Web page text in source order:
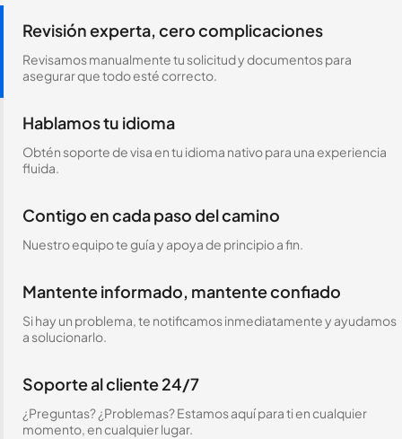
Revisión experta, cero complicaciones
Revisamos manualmente tu solicitud y documentos para
asegurar que todo esté correcto.
Hablamos tu idioma
Obtén soporte de visa en tu idioma nativo para una experiencia
fluida.
Contigo en cada paso del camino
Nuestro equipo te guía y apoya de principio a fin.
Mantente informado, mantente confiado
Si hay un problema, te notificamos inmediatamente y ayudamos
a solucionarlo.
Soporte al cliente 24/7
¿Preguntas? ¿Problemas? Estamos aquí para ti en cualquier
momento, en cualquier lugar.